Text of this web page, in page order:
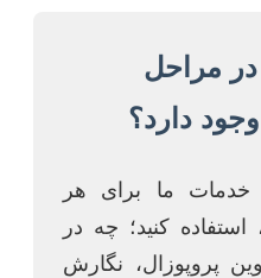
در مراحل
دارد؟
خدمات ما برای هر
استفاده کنید؛ چه در
پروپوزال، نگارش